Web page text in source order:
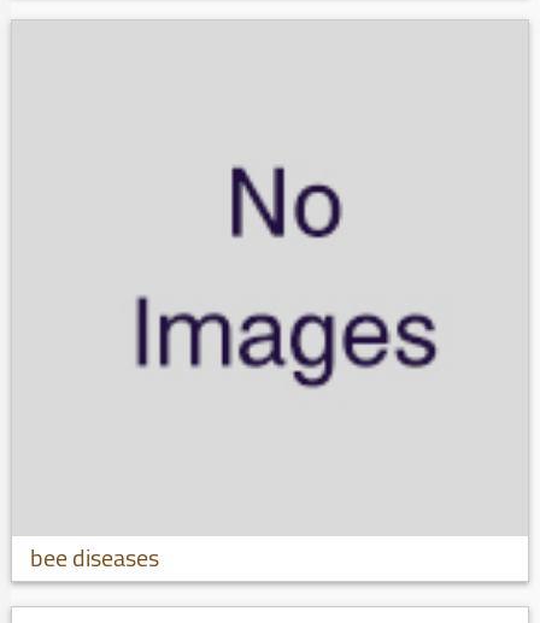
bee diseases